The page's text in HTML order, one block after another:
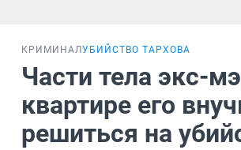
КРИМИНАЛУБИЙСТВО ТАРХОВА
Части тела экс-
квартире его
решиться на